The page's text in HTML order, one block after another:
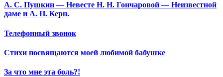
А. С. Пушкин — Невесте Н. Н. Гончаровой — Неизвестной
даме и А. П. Керн.
Телефонный звонок
Стихи посвящаются моей любимой бабушке
За что мне эта боль?!